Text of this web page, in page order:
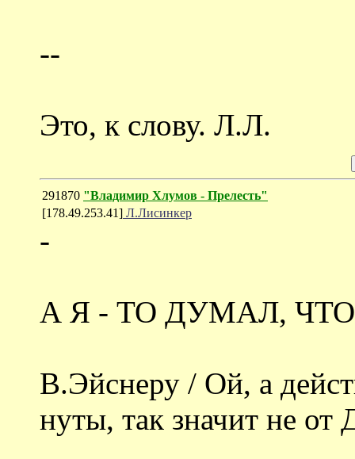
--
Это, к слову. Л.Л.
291870 "Владимир Хлумов - Прелесть"
[178.49.253.41] Л.Лисинкер
-
А Я - ТО ДУМАЛ,
В.Эйснеру / Ой, а
нуты, так значит не